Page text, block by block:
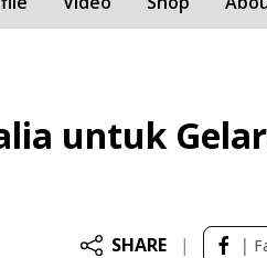
untuk
SHARE | |